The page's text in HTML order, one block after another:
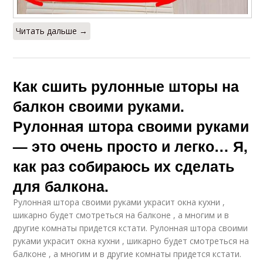
Читать дальше →
Как сшить рулонные шторы на
балкон своими руками.
Рулонная штора своими руками
— это очень просто и легко… Я,
как раз собираюсь их сделать
для балкона.
Рулонная штора своими руками украсит окна кухни ,
шикарно будет смотреться на балконе , а многим и в
другие комнаты придется кстати. Рулонная штора своими
руками украсит окна кухни , шикарно будет смотреться на
балконе , а многим и в другие комнаты придется кстати.